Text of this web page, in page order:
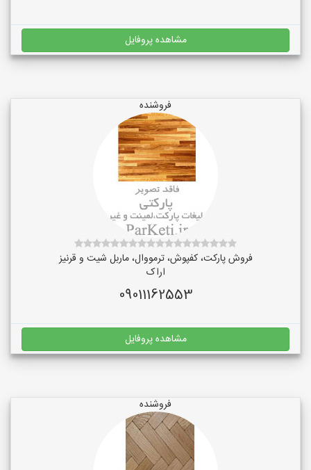
مشاهده پروفایل
فروشنده
فروش پارکت، کفپوش، ترمووال، ماربل شیت و قرنیز
اراک
09011162553
مشاهده پروفایل
فروشنده